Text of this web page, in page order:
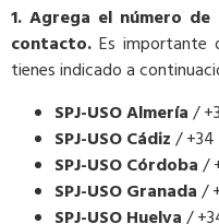
1. Agrega el número de
contacto.Es importante
tienes indicado a
SPJ-USO Almería/
SPJ-USO Cádiz/
SPJ-USO Córdoba/
SPJ-USO Granada/